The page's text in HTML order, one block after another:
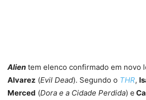
Alien tem elenco confirmado em novo
Alvarez (Evil Dead). Segundo o THR,
Merced (Dora e a Cidade Perdida) e